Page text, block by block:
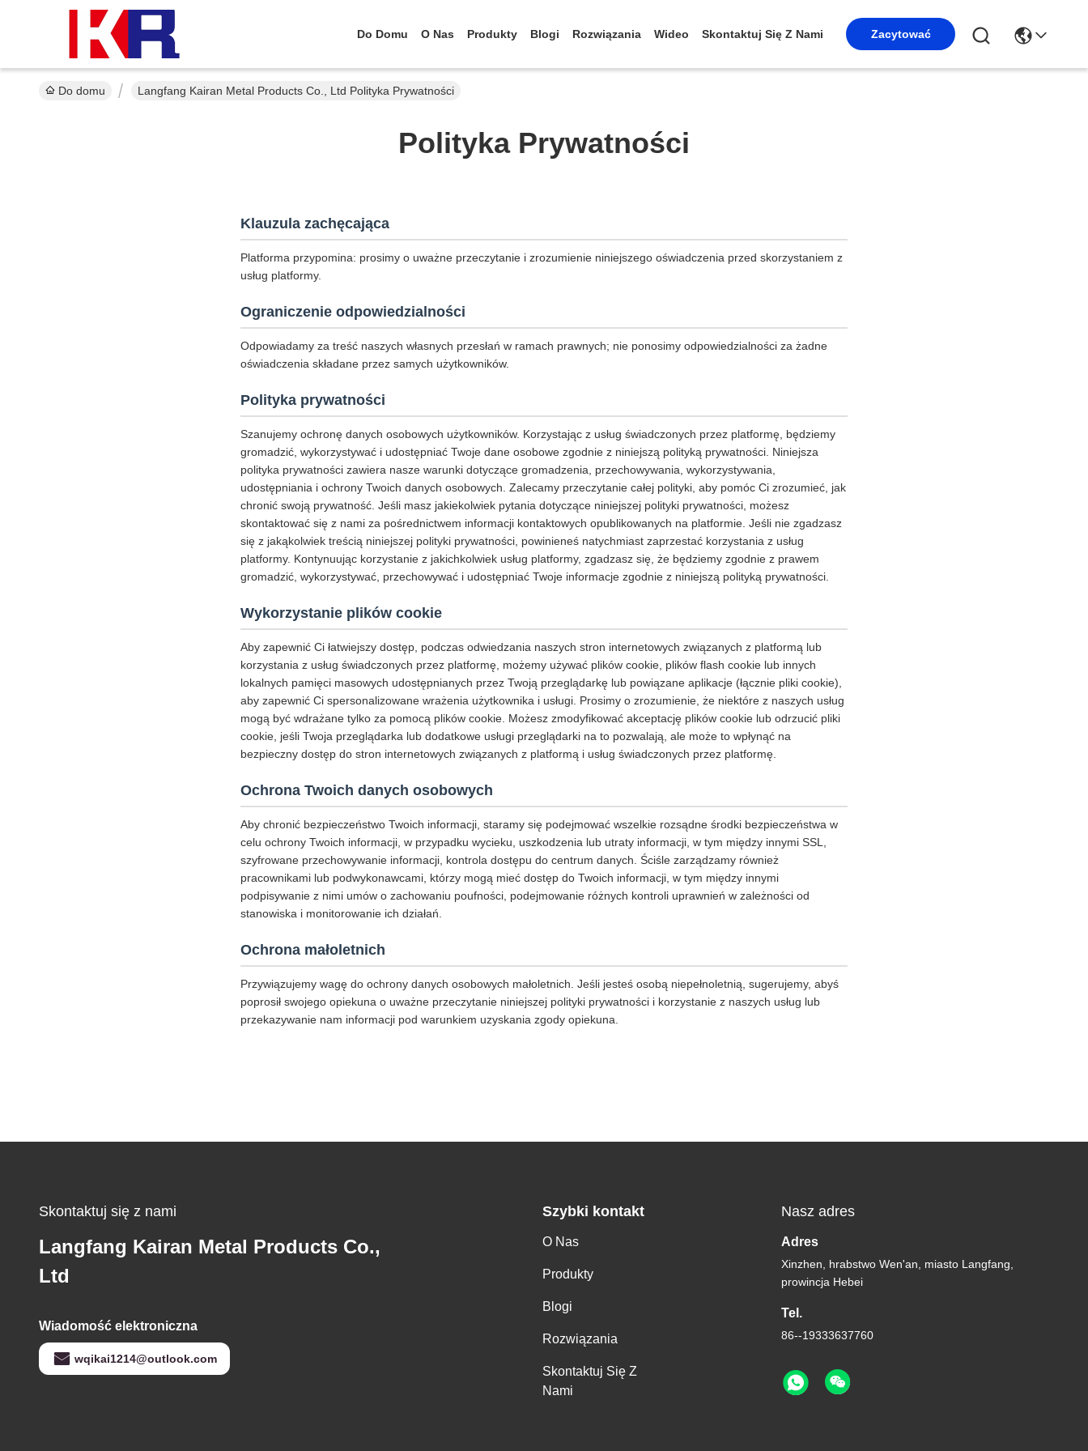
Do Domu O Nas Produkty Blogi Rozwiązania Wideo Skontaktuj Się Z Nami Zacytować
Do domu Langfang Kairan Metal Products Co., Ltd Polityka Prywatności
Polityka Prywatności
Klauzula zachęcająca
Platforma przypomina: prosimy o uważne przeczytanie i zrozumienie niniejszego oświadczenia przed skorzystaniem z
usług platformy.
Ograniczenie odpowiedzialności
Odpowiadamy za treść naszych własnych przesłań w ramach prawnych; nie ponosimy odpowiedzialności za żadne
oświadczenia składane przez samych użytkowników.
Polityka prywatności
Szanujemy ochronę danych osobowych użytkowników. Korzystając z usług świadczonych przez platformę, będziemy
gromadzić, wykorzystywać i udostępniać Twoje dane osobowe zgodnie z niniejszą polityką prywatności. Niniejsza
polityka prywatności zawiera nasze warunki dotyczące gromadzenia, przechowywania, wykorzystywania,
udostępniania i ochrony Twoich danych osobowych. Zalecamy przeczytanie całej polityki, aby pomóc Ci zrozumieć, jak
chronić swoją prywatność. Jeśli masz jakiekolwiek pytania dotyczące niniejszej polityki prywatności, możesz
skontaktować się z nami za pośrednictwem informacji kontaktowych opublikowanych na platformie. Jeśli nie zgadzasz
się z jakąkolwiek treścią niniejszej polityki prywatności, powinieneś natychmiast zaprzestać korzystania z usług
platformy. Kontynuując korzystanie z jakichkolwiek usług platformy, zgadzasz się, że będziemy zgodnie z prawem
gromadzić, wykorzystywać, przechowywać i udostępniać Twoje informacje zgodnie z niniejszą polityką prywatności.
Wykorzystanie plików cookie
Aby zapewnić Ci łatwiejszy dostęp, podczas odwiedzania naszych stron internetowych związanych z platformą lub
korzystania z usług świadczonych przez platformę, możemy używać plików cookie, plików flash cookie lub innych
lokalnych pamięci masowych udostępnianych przez Twoją przeglądarkę lub powiązane aplikacje (łącznie pliki cookie),
aby zapewnić Ci spersonalizowane wrażenia użytkownika i usługi. Prosimy o zrozumienie, że niektóre z naszych usług
mogą być wdrażane tylko za pomocą plików cookie. Możesz zmodyfikować akceptację plików cookie lub odrzucić pliki
cookie, jeśli Twoja przeglądarka lub dodatkowe usługi przeglądarki na to pozwalają, ale może to wpłynąć na
bezpieczny dostęp do stron internetowych związanych z platformą i usług świadczonych przez platformę.
Ochrona Twoich danych osobowych
Aby chronić bezpieczeństwo Twoich informacji, staramy się podejmować wszelkie rozsądne środki bezpieczeństwa w
celu ochrony Twoich informacji, w przypadku wycieku, uszkodzenia lub utraty informacji, w tym między innymi SSL,
szyfrowane przechowywanie informacji, kontrola dostępu do centrum danych. Ściśle zarządzamy również
pracownikami lub podwykonawcami, którzy mogą mieć dostęp do Twoich informacji, w tym między innymi
podpisywanie z nimi umów o zachowaniu poufności, podejmowanie różnych kontroli uprawnień w zależności od
stanowiska i monitorowanie ich działań.
Ochrona małoletnich
Przywiązujemy wagę do ochrony danych osobowych małoletnich. Jeśli jesteś osobą niepełnoletnią, sugerujemy, abyś
poprosił swojego opiekuna o uważne przeczytanie niniejszej polityki prywatności i korzystanie z naszych usług lub
przekazywanie nam informacji pod warunkiem uzyskania zgody opiekuna.
Skontaktuj się z nami
Langfang Kairan Metal Products Co.,
Ltd
Wiadomość elektroniczna
wqikai1214@outlook.com
Szybki kontakt
O Nas
Produkty
Blogi
Rozwiązania
Skontaktuj Się Z
Nami
Nasz adres
Adres
Xinzhen, hrabstwo Wen'an, miasto Langfang,
prowincja Hebei
Tel.
86--19333637760